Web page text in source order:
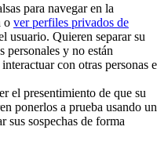
para navegar en la
o ver perfiles privados de
usuario. Quieren separar su
personales y no están
con otras personas
el presentimiento de que su
ponerlos a prueba usando un
sus sospechas de forma